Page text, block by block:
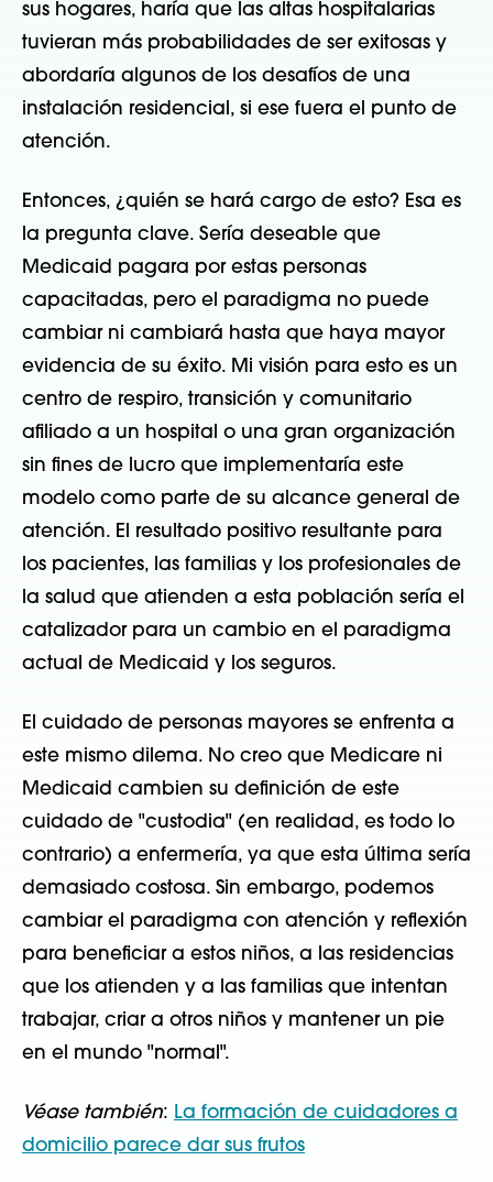
sus hogares, haría que las altas hospitalarias
tuvieran más probabilidades de ser exitosas y
abordaría algunos de los desafíos de una
instalación residencial, si ese fuera el punto de
atención.
Entonces, ¿quién se hará cargo de esto? Esa es
la pregunta clave. Sería deseable que
Medicaid pagara por estas personas
capacitadas, pero el paradigma no puede
cambiar ni cambiará hasta que haya mayor
evidencia de su éxito. Mi visión para esto es un
centro de respiro, transición y comunitario
afiliado a un hospital o una gran organización
sin fines de lucro que implementaría este
modelo como parte de su alcance general de
atención. El resultado positivo resultante para
los pacientes, las familias y los profesionales de
la salud que atienden a esta población sería el
catalizador para un cambio en el paradigma
actual de Medicaid y los seguros.
El cuidado de personas mayores se enfrenta a
este mismo dilema. No creo que Medicare ni
Medicaid cambien su definición de este
cuidado de "custodia" (en realidad, es todo lo
contrario) a enfermería, ya que esta última sería
demasiado costosa. Sin embargo, podemos
cambiar el paradigma con atención y reflexión
para beneficiar a estos niños, a las residencias
que los atienden y a las familias que intentan
trabajar, criar a otros niños y mantener un pie
en el mundo "normal".
Véase también: La formación de cuidadores a
domicilio parece dar sus frutos